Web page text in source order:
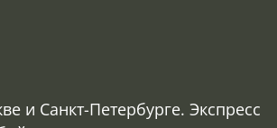
и Санкт-Петербурге. Экспресс